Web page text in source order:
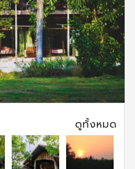
ดูทั้งหมด